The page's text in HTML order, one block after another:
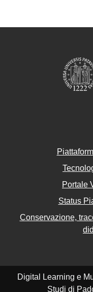
Portale
Status
Conservazione,
Digital Learning e
Studi di